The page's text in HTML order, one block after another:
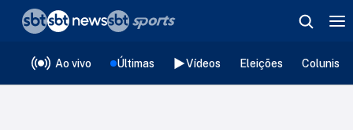
Ao vivo Últimas Vídeos Eleições
❮voltar
Editorias